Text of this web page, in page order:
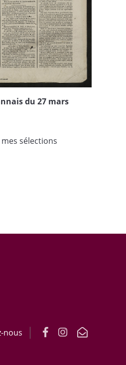
du 27 mars
mes sélections
nous